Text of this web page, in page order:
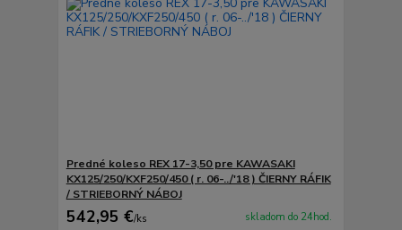
Predné koleso REX 17-3,50 pre KAWASAKI
KX125/250/KXF250/450 ( r. 06-../'18 ) ČIERNY RÁFIK
/ STRIEBORNÝ NÁBOJ
542,95 €/ks skladom do 24hod.